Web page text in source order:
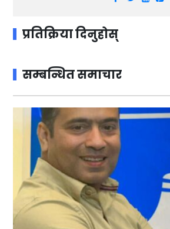
प्रतिक्रिया दिनुहोस्
सम्बन्धित समाचार